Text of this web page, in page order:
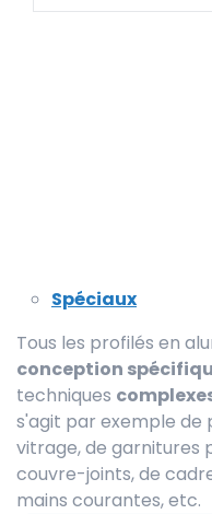
Spéciaux
Tous les profilés en
conception
techniques
s'agit par exemple de
vitrage, de garnitures
couvre-joints, de
mains courantes, etc.